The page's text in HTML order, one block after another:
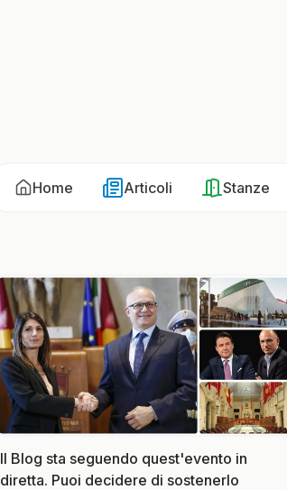
Home Articoli Stanze
Il Blog sta seguendo quest'evento in
diretta. Puoi decidere di sostenerlo